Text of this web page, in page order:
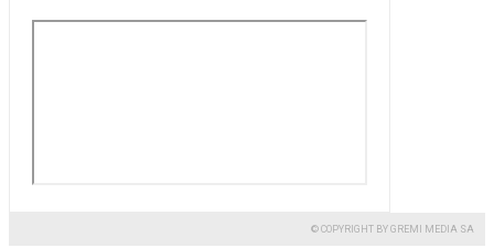
© COPYRIGHT BY GREMI MEDIA SA